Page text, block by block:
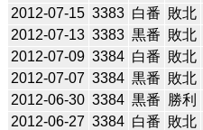
2012-07-15 3383 白番 敗北
2012-07-13 3383 黒番 敗北
2012-07-09 3384 白番 敗北
2012-07-07 3384 黒番 敗北
2012-06-30 3384 黒番 勝利
2012-06-27 3384 白番 敗北